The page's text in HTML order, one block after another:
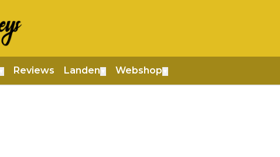
Reviews Landen Webshop